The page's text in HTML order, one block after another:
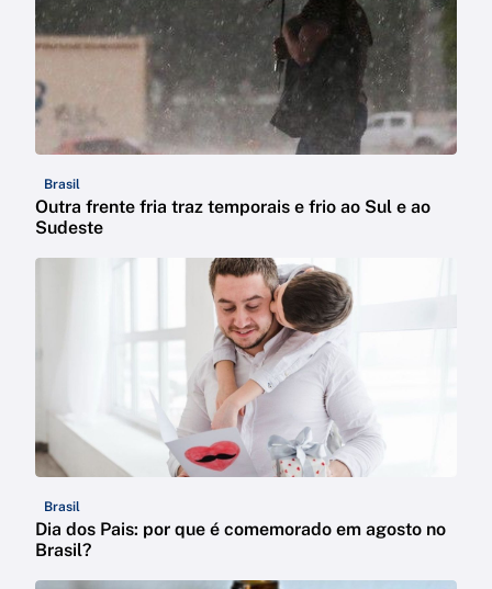
Brasil
Outra frente fria traz temporais e frio ao Sul e ao
Sudeste
Brasil
Dia dos Pais: por que é comemorado em agosto no
Brasil?